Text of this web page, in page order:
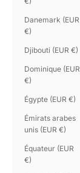
Danemark (EUR
€)
Djibouti (EUR €)
Dominique (EUR
€)
Égypte (EUR €)
Émirats arabes
unis (EUR €)
Équateur (EUR
€)